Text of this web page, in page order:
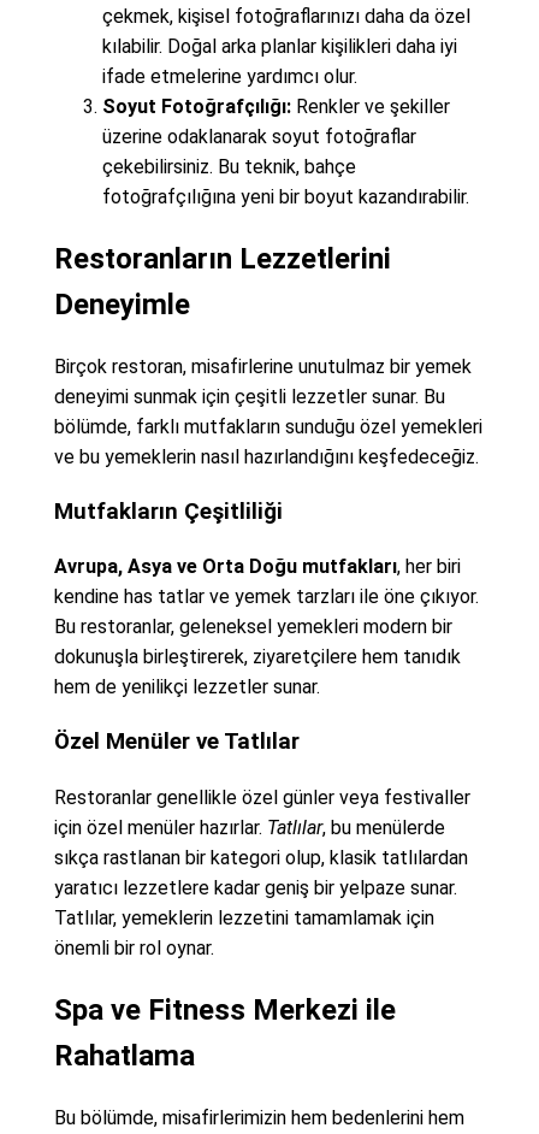
çekmek, kişisel fotoğraflarınızı daha da özel
kılabilir. Doğal arka planlar kişilikleri daha iyi
ifade etmelerine yardımcı olur.
Soyut Fotoğrafçılığı:Renkler ve şekiller
üzerine odaklanarak soyut fotoğraflar
çekebilirsiniz. Bu teknik, bahçe
fotoğrafçılığına yeni bir boyut kazandırabilir.
Restoranların Lezzetlerini
Deneyimle
Birçok restoran, misafirlerine unutulmaz bir yemek
deneyimi sunmak için çeşitli lezzetler sunar. Bu
bölümde, farklı mutfakların sunduğu özel yemekleri
ve bu yemeklerin nasıl hazırlandığını keşfedeceğiz.
Mutfakların Çeşitliliği
Avrupa, Asya ve Orta Doğu mutfakları, her biri
kendine has tatlar ve yemek tarzları ile öne çıkıyor.
Bu restoranlar, geleneksel yemekleri modern bir
dokunuşla birleştirerek, ziyaretçilere hem tanıdık
hem de yenilikçi lezzetler sunar.
Özel Menüler ve Tatlılar
Restoranlar genellikle özel günler veya festivaller
için özel menüler hazırlar. Tatlılar, bu menülerde
sıkça rastlanan bir kategori olup, klasik tatlılardan
yaratıcı lezzetlere kadar geniş bir yelpaze sunar.
Tatlılar, yemeklerin lezzetini tamamlamak için
önemli bir rol oynar.
Spa ve Fitness Merkezi ile
Rahatlama
Bu bölümde, misafirlerimizin hem bedenlerini hem